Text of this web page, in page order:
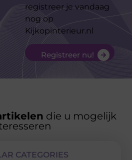
registreer je vandaag
nog op
Kijkopinterieur.nl
Registreer nu!
die u mogelijk
CATEGORIES